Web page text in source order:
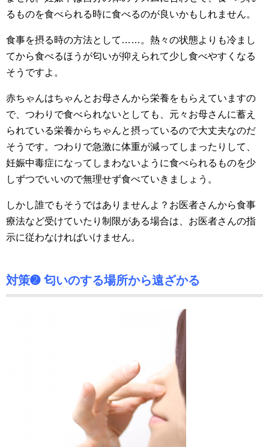
るものを食べられる時に食べるのが良いかもしれません。
食事を摂る時の方法として……。熱々の状態よりも冷まし
てから食べるほうが匂いが抑えられて少し食べやすくなる
そうですよ。
赤ちゃんはちゃんとお母さんから栄養をもらえていますの
で、つわりで食べられないとしても、元々お母さんに蓄え
られている栄養からちゃんと摂っているので大丈夫なのだ
そうです。つわりで急激に体重が減ってしまったりして、
妊娠中毒症になってしまわないように食べられるものを少
しずつでいいので無理せず食べていきましょう。
しかし誰でもそうではありませんよ？お医者さんから食事
療法など受けていたり制限がある場合は、お医者さんの指
示に従わなければいけません。
対策➋ 匂いのする場所から遠ざかる